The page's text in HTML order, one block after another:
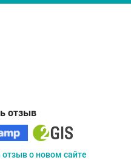
отзыв
отзыв о новом сайте